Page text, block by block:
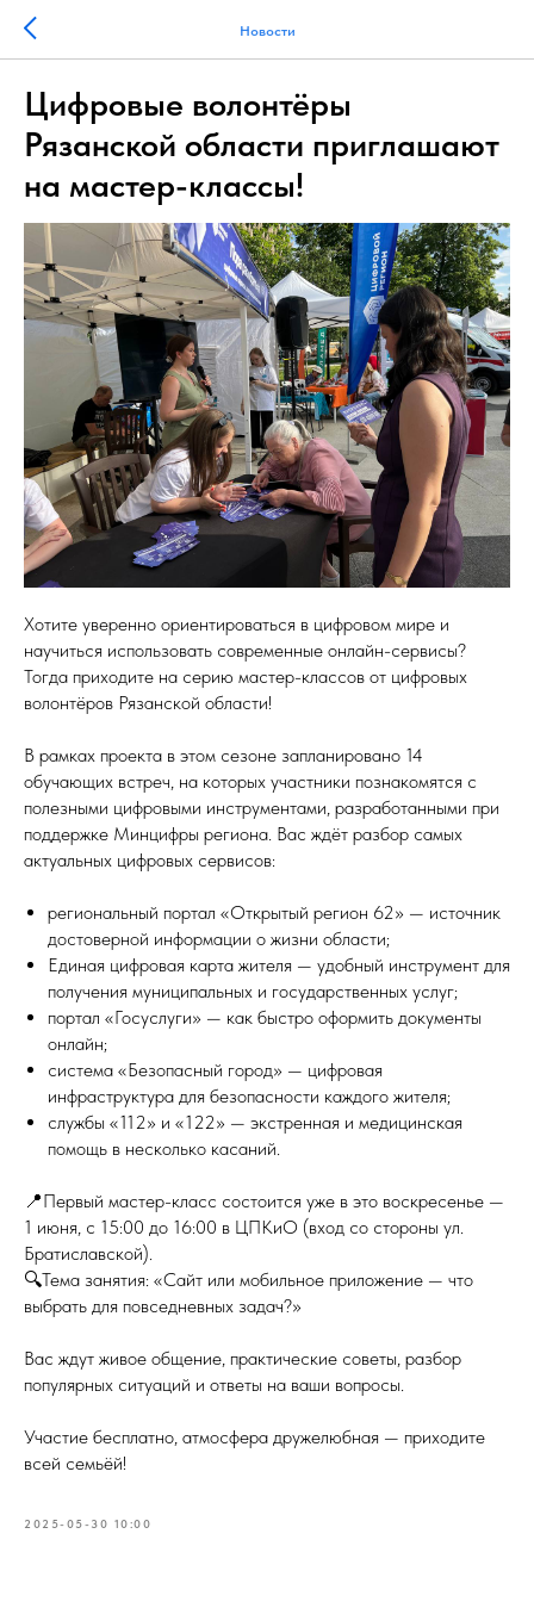
Новости
Цифровые волонтёры
Рязанской области приглашают
на мастер-классы!
Хотите уверенно ориентироваться в цифровом мире и
научиться использовать современные онлайн-сервисы?
Тогда приходите на серию мастер-классов от цифровых
волонтёров Рязанской области!
В рамках проекта в этом сезоне запланировано 14
обучающих встреч, на которых участники познакомятся с
полезными цифровыми инструментами, разработанными при
поддержке Минцифры региона. Вас ждёт разбор самых
актуальных цифровых сервисов:
региональный портал «Открытый регион 62» — источник
достоверной информации о жизни области;
Единая цифровая карта жителя — удобный инструмент для
получения муниципальных и государственных услуг;
портал «Госуслуги» — как быстро оформить документы
онлайн;
система «Безопасный город» — цифровая
инфраструктура для безопасности каждого жителя;
службы «112» и «122» — экстренная и медицинская
помощь в несколько касаний.
📍Первый мастер-класс состоится уже в это воскресенье —
1 июня, с 15:00 до 16:00 в ЦПКиО (вход со стороны ул.
Братиславской).
🔍Тема занятия: «Сайт или мобильное приложение — что
выбрать для повседневных задач?»
Вас ждут живое общение, практические советы, разбор
популярных ситуаций и ответы на ваши вопросы.
Участие бесплатно, атмосфера дружелюбная — приходите
всей семьёй!
2025-05-30 10:00